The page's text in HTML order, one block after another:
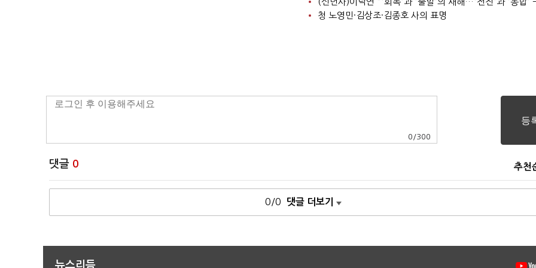
청 노영민·김상조·김종호 사의 표명
0 /300
댓글 0 추천
0/0 댓글 더보기
뉴스리듬